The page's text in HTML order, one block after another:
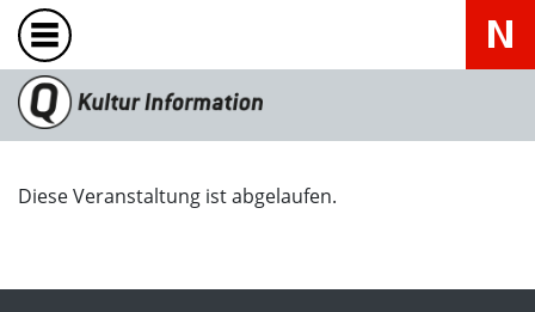
Diese Veranstaltung ist abgelaufen.